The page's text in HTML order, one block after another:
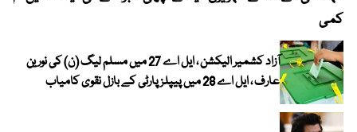
کمی
آزاد کشمیر الیکشن ، ایل اے 27 میں مسلم لیگ (ن) کی نورین
عارف ، ایل اے 28 میں پیپلز پارٹی کے بازل نقوی کامیاب